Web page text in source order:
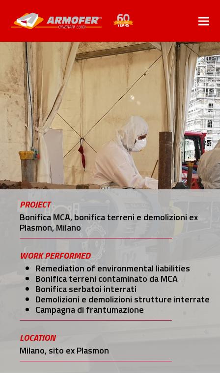
PROJECT
Bonifica MCA, bonifica terreni e demolizioni ex
Plasmon, Milano
WORK PERFORMED
Remediation of environmental liabilities
Bonifica terreni contaminato da MCA
Bonifica serbatoi interrati
Demolizioni e demolizioni strutture interrate
Campagna di frantumazione
LOCATION
Milano, sito ex Plasmon